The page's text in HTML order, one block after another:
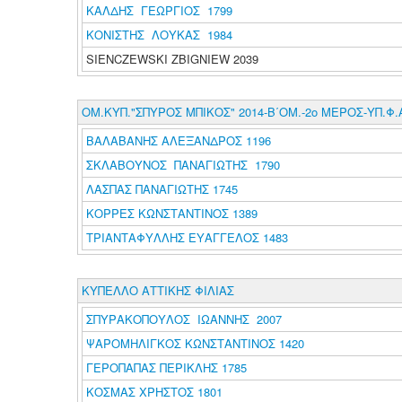
ΚΑΛΔΗΣ ΓΕΩΡΓΙΟΣ 1799
ΚΟΝΙΣΤΗΣ ΛΟΥΚΑΣ 1984
SIENCZEWSKI ZBIGNIEW 2039
ΟΜ.ΚΥΠ."ΣΠΥΡΟΣ ΜΠΙΚΟΣ" 2014-Β΄ΟΜ.-2ο ΜΕΡΟΣ-
ΒΑΛΑΒΑΝΗΣ ΑΛΕΞΑΝΔΡΟΣ 1196
ΣΚΛΑΒΟΥΝΟΣ ΠΑΝΑΓΙΩΤΗΣ 1790
ΛΑΣΠΑΣ ΠΑΝΑΓΙΩΤΗΣ 1745
ΚΟΡΡΕΣ ΚΩΝΣΤΑΝΤΙΝΟΣ 1389
ΤΡΙΑΝΤΑΦΥΛΛΗΣ ΕΥΑΓΓΕΛΟΣ 1483
ΚΥΠΕΛΛΟ ΑΤΤΙΚΗΣ ΦΙΛΙΑΣ
ΣΠΥΡΑΚΟΠΟΥΛΟΣ ΙΩΑΝΝΗΣ 2007
ΨΑΡΟΜΗΛΙΓΚΟΣ ΚΩΝΣΤΑΝΤΙΝΟΣ 1420
ΓΕΡΟΠΑΠΑΣ ΠΕΡΙΚΛΗΣ 1785
ΚΟΣΜΑΣ ΧΡΗΣΤΟΣ 1801